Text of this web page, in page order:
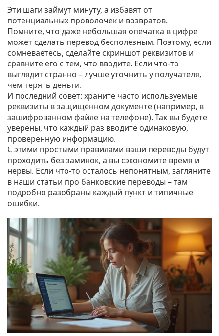
Эти шаги займут минуту, а избавят от
потенциальных проволочек и возвратов.
Помните, что даже небольшая опечатка в цифре
может сделать перевод бесполезным. Поэтому, если
сомневаетесь, сделайте скриншот реквизитов и
сравните его с тем, что вводите. Если что‑то
выглядит странно – лучше уточнить у получателя,
чем терять деньги.
И последний совет: храните часто используемые
реквизиты в защищённом документе (например, в
зашифрованном файле на телефоне). Так вы будете
уверены, что каждый раз вводите одинаковую,
проверенную информацию.
С этими простыми правилами ваши переводы будут
проходить без заминок, а вы сэкономите время и
нервы. Если что‑то осталось непонятным, загляните
в наши статьи про банковские переводы – там
подробно разобраны каждый пункт и типичные
ошибки.